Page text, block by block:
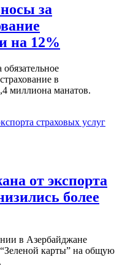
за
на 12%
в
миллиона манатов.
от экспорта
более
в Азербайджане
карты” на общую